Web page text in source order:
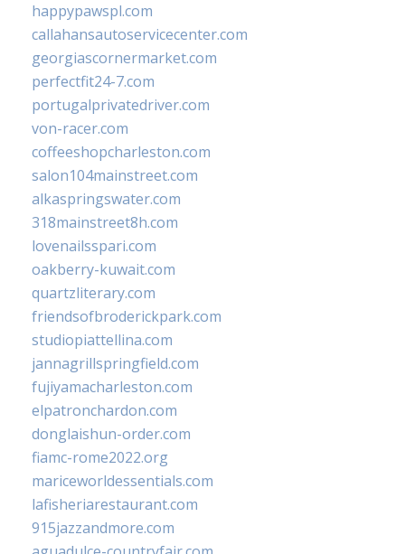
happypawspl.com
callahansautoservicecenter.com
georgiascornermarket.com
perfectfit24-7.com
portugalprivatedriver.com
von-racer.com
coffeeshopcharleston.com
salon104mainstreet.com
alkaspringswater.com
318mainstreet8h.com
lovenailsspari.com
oakberry-kuwait.com
quartzliterary.com
friendsofbroderickpark.com
studiopiattellina.com
jannagrillspringfield.com
fujiyamacharleston.com
elpatronchardon.com
donglaishun-order.com
fiamc-rome2022.org
mariceworldessentials.com
lafisheriarestaurant.com
915jazzandmore.com